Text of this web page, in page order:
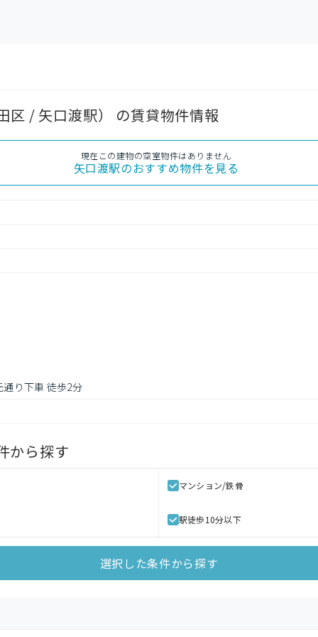
区 / 矢口渡駅） の賃貸物件情報
現在この建物の空室物件はありません
矢口渡駅のおすすめ物件を見る
通り下車 徒歩2分
から探す
マンション/鉄骨
駅徒歩10分以下
選択した条件から探す